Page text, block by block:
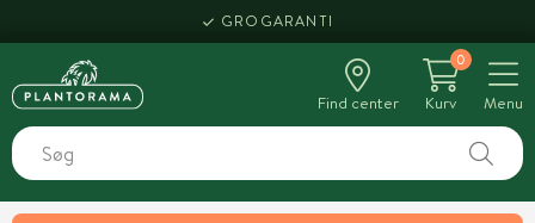
GROGARANTI
Find center
0
Kurv
Menu